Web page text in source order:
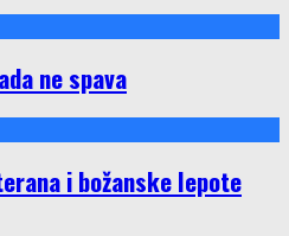
ne spava
i božanske lepote